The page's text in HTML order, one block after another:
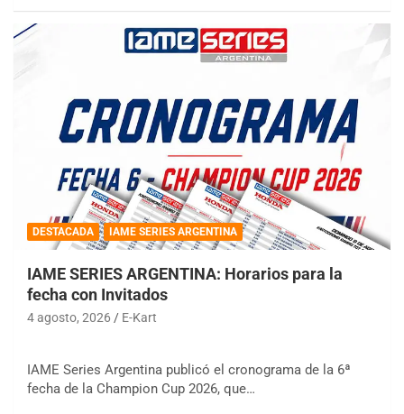
DESTACADA IAME SERIES ARGENTINA
IAME SERIES ARGENTINA: Horarios para la
fecha con Invitados
4 agosto, 2026 E-Kart
IAME Series Argentina publicó el cronograma de la 6ª
fecha de la Champion Cup 2026, que…